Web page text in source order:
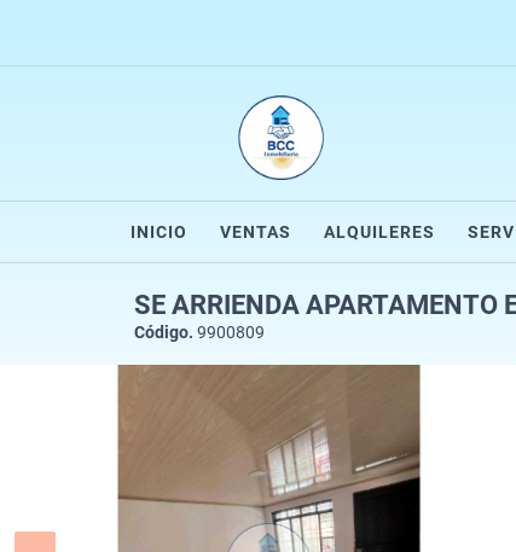
INICIO VENTAS ALQUILERES
SE ARRIENDA APARTAMENTO
Código. 9900809